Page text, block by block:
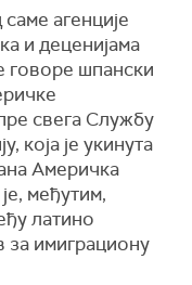
агенције
и деценијама
говоре шпански
свега Службу
која је укинута
Америчка
међутим,
латино
за имиграциону